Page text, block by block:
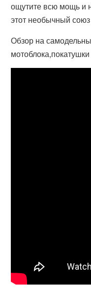
ощутите всю мощь и
этот необычный союз
Обзор на